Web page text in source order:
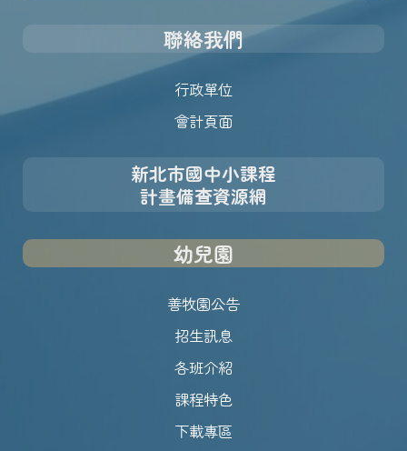
聯絡我們
行政單位
會計頁面
新北市國中小課程
計畫備查資源網
幼兒園
善牧園公告
招生訊息
各班介紹
課程特色
下載專區